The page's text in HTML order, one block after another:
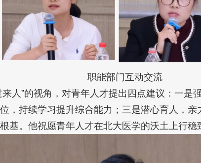
职能部门互动交流
人”的视角，对青年人才提出四点建议：一是
，持续学习提升综合能力；三是潜心育人，
基。他祝愿青年人才在北大医学的沃土上行稳